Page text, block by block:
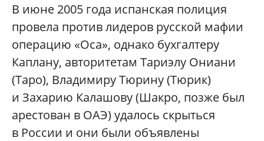
В июне 2005 года испанская полиция
провела против лидеров русской мафии
операцию «Оса», однако бухгалтеру
Каплану, авторитетам Тариэлу Ониани
(Таро), Владимиру Тюрину (Тюрик)
и Захарию Калашову (Шакро, позже был
арестован в ОАЭ) удалось скрыться
в России и они были объявлены